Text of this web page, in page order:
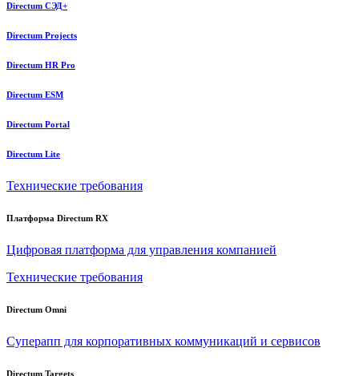
Directum СЭД+
Directum Projects
Directum HR Pro
Directum ESM
Directum Portal
Directum Lite
Технические требования
Платформа Directum RX
Цифровая платформа для управления компанией
Технические требования
Directum Omni
Суперапп для корпоративных коммуникаций и сервисов
Directum Targets